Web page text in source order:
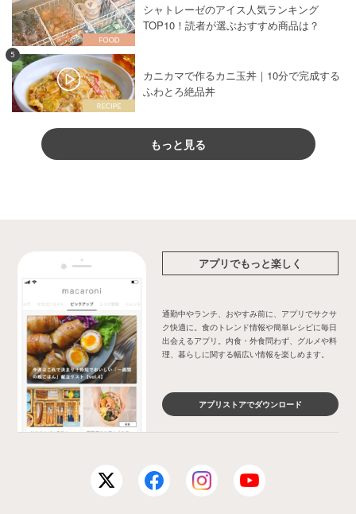
シャトレーゼのアイス人気ランキング
TOP10！読者が選ぶおすすめ商品は？
5
カニカマで作るカニ玉丼｜10分で完成する
ふわとろ絶品丼
もっと見る
アプリでもっと楽しく
通勤中やランチ、おやすみ前に、アプリでサクサ
ク快適に。食のトレンド情報や簡単レシピに毎日
出会えるアプリ。内食・外食問わず、グルメや料
理、暮らしに関する幅広い情報を楽しめます。
アプリストアでダウンロード